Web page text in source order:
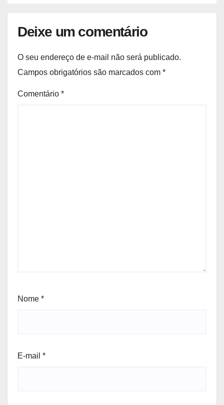
Deixe um comentário
O seu endereço de e-mail não será publicado.
Campos obrigatórios são marcados com *
Comentário *
Nome *
E-mail *